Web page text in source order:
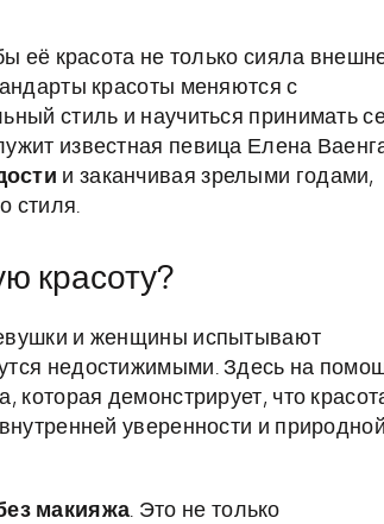
её красота не только сияла
красоты меняются с
стиль и научиться принимать
известная певица Елена
и заканчивая зрелыми годами,
стиля.
красоту?
и женщины испытывают
недостижимыми. Здесь на
которая демонстрирует, что
уверенности и природной
макияжа. Это не только